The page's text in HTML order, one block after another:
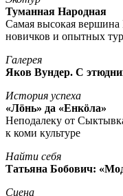
Туманная Народная
Самая высокая вершина
новичков и опытных
Галерея
Яков Вундер. С
История успеха
«Лöнь» да «Енкöла»
Неподалеку от
к коми культуре
Найти себя
Татьяна Бобович:
Сцена